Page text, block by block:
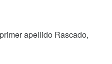
apellido Rascado,